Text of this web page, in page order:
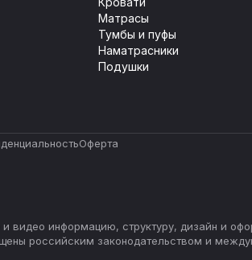
Матрасы
Тумбы и пуфы
Наматрасники
Подушки
Оферта
видео информацию, структуру, дизайн и
российским законодательством и